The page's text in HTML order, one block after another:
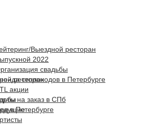
Выездной ресторан
2022
свадьбы
теплоходов в Петербурге
акции
на заказ в СПб
ресторан
в Петербурге